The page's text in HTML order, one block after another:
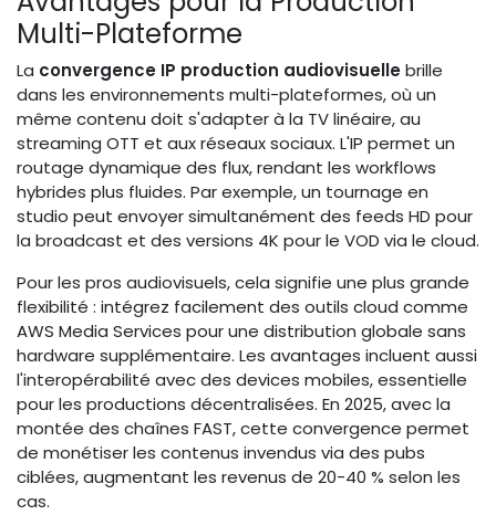
Multi-Plateforme
La convergence IP production audiovisuellebrille
dans les environnements multi-plateformes, où un
même contenu doit s'adapter à la TV linéaire, au
streaming OTT et aux réseaux sociaux. L'IP permet un
routage dynamique des flux, rendant les workflows
hybrides plus fluides. Par exemple, un tournage en
studio peut envoyer simultanément des feeds HD pour
la broadcast et des versions 4K pour le VOD via le cloud.
Pour les pros audiovisuels, cela signifie une plus grande
flexibilité : intégrez facilement des outils cloud comme
AWS Media Services pour une distribution globale sans
hardware supplémentaire. Les avantages incluent aussi
l'interopérabilité avec des devices mobiles, essentielle
pour les productions décentralisées. En 2025, avec la
montée des chaînes FAST, cette convergence permet
de monétiser les contenus invendus via des pubs
ciblées, augmentant les revenus de 20-40 % selon les
cas.